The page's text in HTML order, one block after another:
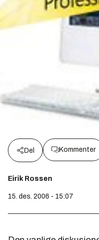
Del Kommenter
Eirik Rossen
15. des. 2006 - 15:07